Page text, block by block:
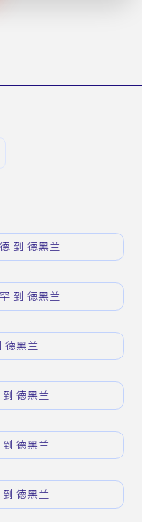
到 德黑兰
到 德黑兰
德黑兰
德黑兰
德黑兰
德黑兰